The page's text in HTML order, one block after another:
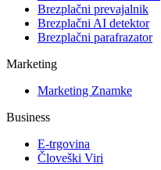
Brezplačni prevajalnik
Brezplačni AI detektor
Brezplačni parafrazator
Marketing
Marketing Znamke
Business
E-trgovina
Človeški Viri